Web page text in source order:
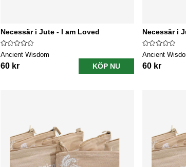
Necessär i Jute - I am Loved
Ancient Wisdom
60 kr KÖP NU
Necessär i
Ancient
60 kr